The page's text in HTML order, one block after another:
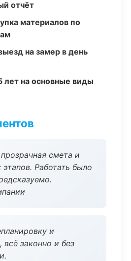
отчёт
материалов по
на замер в день
лет на основные виды
смета и
Работать было
и
всё законно и без